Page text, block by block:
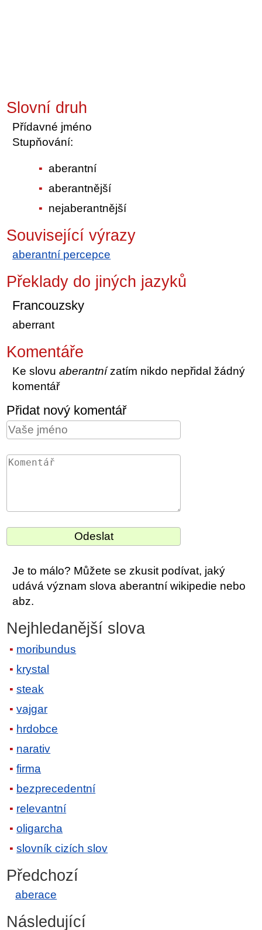
Slovní druh
Přídavné jméno
Stupňování:
aberantní
aberantnější
nejaberantnější
Související výrazy
aberantní percepce
Překlady do jiných jazyků
Francouzsky
aberrant
Komentáře
Ke slovuaberantnízatím nikdo nepřidal žádný
komentář
Přidat nový komentář
Je to málo? Můžete se zkusit podívat, jaký
udává význam slova aberantní wikipedie nebo
abz.
Nejhledanější slova
moribundus
krystal
steak
vajgar
hrdobce
narativ
firma
bezprecedentní
relevantní
oligarcha
slovník cizích slov
Předchozí
aberace
Následující